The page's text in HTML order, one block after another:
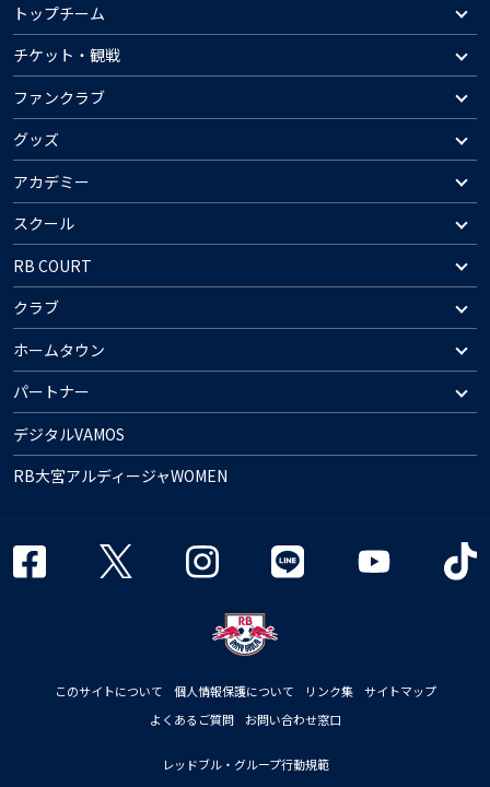
トップチーム
チケット・観戦
ファンクラブ
グッズ
アカデミー
スクール
RB COURT
クラブ
ホームタウン
パートナー
デジタルVAMOS
RB大宮アルディージャWOMEN
このサイトについて 個人情報保護について リンク集
サイトマップ
よくあるご質問
お問い合わせ窓口
レッドブル・グループ行動規範